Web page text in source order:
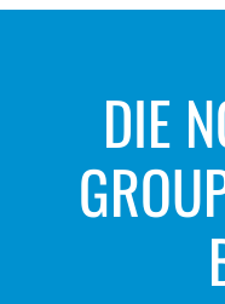
DIE